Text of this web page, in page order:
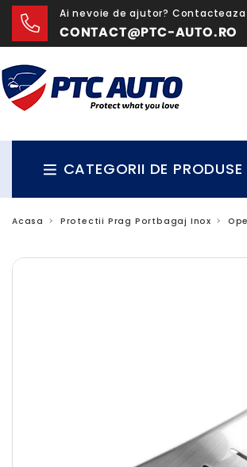
Ai nevoie de ajutor?
CONTACT@PTC-AUTO.RO
CATEGORII DE PRODUSE
Acasa Protectii Prag Portbagaj Inox